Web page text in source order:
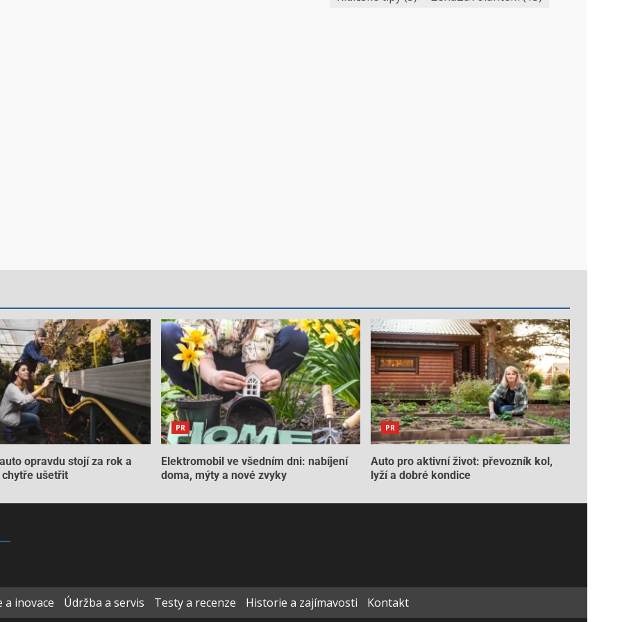
opravdu stojí za rok a
chytře ušetřit
PR
Elektromobil ve všedním dni: nabíjení
doma, mýty a nové zvyky
PR
Auto pro aktivní život: převozník kol,
lyží a dobré kondice
a inovace Údržba a servis Testy a recenze Historie a zajímavosti Kontakt